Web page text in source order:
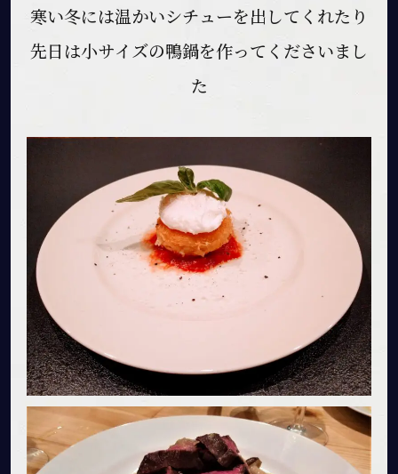
寒い冬には温かいシチューを出してくれたり
先日は小サイズの鴨鍋を作ってくださいまし
た